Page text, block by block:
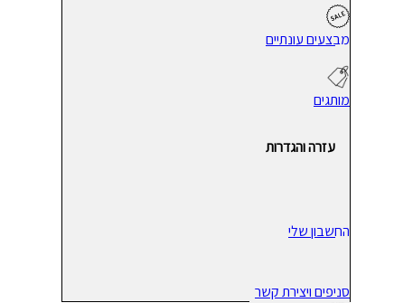
מבצעים עונתיים
מותגים
עזרה והגדרות
החשבון שלי
סניפים ויצירת קשר